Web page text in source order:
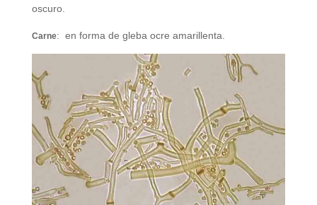
oscuro.
Carne: en forma de gleba ocre amarillenta.